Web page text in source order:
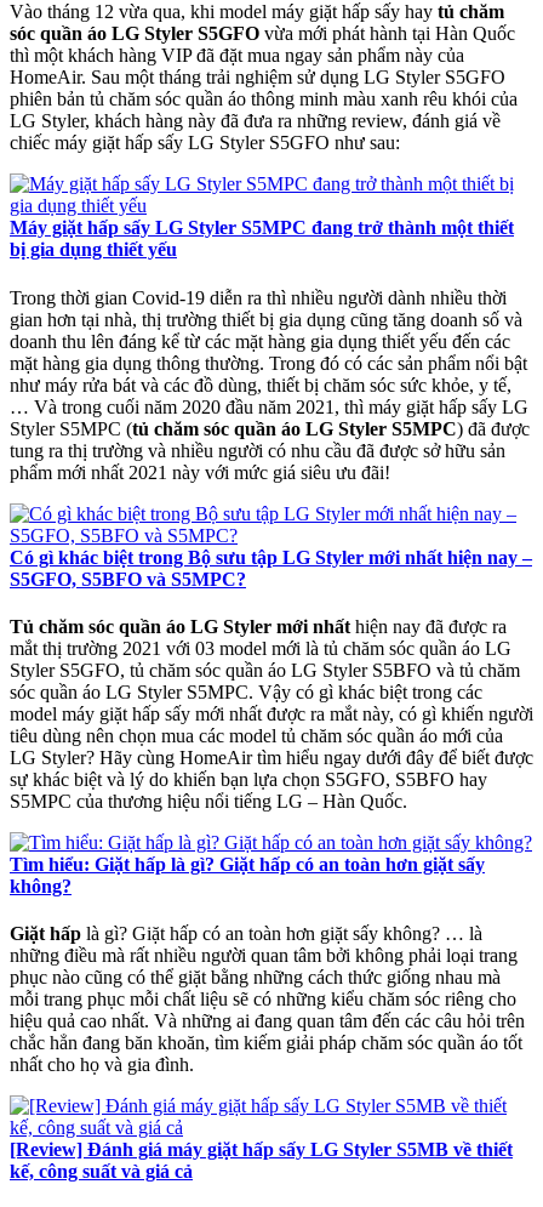
Vào tháng 12 vừa qua, khi model máy giặt hấp sấy hay tủ chăm
sóc quần áo LG Styler S5GFO vừa mới phát hành tại Hàn Quốc
thì một khách hàng VIP đã đặt mua ngay sản phẩm này của
HomeAir. Sau một tháng trải nghiệm sử dụng LG Styler S5GFO
phiên bản tủ chăm sóc quần áo thông minh màu xanh rêu khói của
LG Styler, khách hàng này đã đưa ra những review, đánh giá về
chiếc máy giặt hấp sấy LG Styler S5GFO như sau:
Máy giặt hấp sấy LG Styler S5MPC đang trở thành một thiết
bị gia dụng thiết yếu
Trong thời gian Covid-19 diễn ra thì nhiều người dành nhiều thời
gian hơn tại nhà, thị trường thiết bị gia dụng cũng tăng doanh số và
doanh thu lên đáng kể từ các mặt hàng gia dụng thiết yếu đến các
mặt hàng gia dụng thông thường. Trong đó có các sản phẩm nổi bật
như máy rửa bát và các đồ dùng, thiết bị chăm sóc sức khỏe, y tế,
… Và trong cuối năm 2020 đầu năm 2021, thì máy giặt hấp sấy LG
Styler S5MPC (tủ chăm sóc quần áo LG Styler S5MPC) đã được
tung ra thị trường và nhiều người có nhu cầu đã được sở hữu sản
phẩm mới nhất 2021 này với mức giá siêu ưu đãi!
Có gì khác biệt trong Bộ sưu tập LG Styler mới nhất hiện nay –
S5GFO, S5BFO và S5MPC?
Tủ chăm sóc quần áo LG Styler mới nhất hiện nay đã được ra
mắt thị trường 2021 với 03 model mới là tủ chăm sóc quần áo LG
Styler S5GFO, tủ chăm sóc quần áo LG Styler S5BFO và tủ chăm
sóc quần áo LG Styler S5MPC. Vậy có gì khác biệt trong các
model máy giặt hấp sấy mới nhất được ra mắt này, có gì khiến người
tiêu dùng nên chọn mua các model tủ chăm sóc quần áo mới của
LG Styler? Hãy cùng HomeAir tìm hiểu ngay dưới đây để biết được
sự khác biệt và lý do khiến bạn lựa chọn S5GFO, S5BFO hay
S5MPC của thương hiệu nổi tiếng LG – Hàn Quốc.
Tìm hiểu: Giặt hấp là gì? Giặt hấp có an toàn hơn giặt sấy
không?
Giặt hấp là gì? Giặt hấp có an toàn hơn giặt sấy không? … là
những điều mà rất nhiều người quan tâm bởi không phải loại trang
phục nào cũng có thể giặt bằng những cách thức giống nhau mà
mỗi trang phục mỗi chất liệu sẽ có những kiểu chăm sóc riêng cho
hiệu quả cao nhất. Và những ai đang quan tâm đến các câu hỏi trên
chắc hẳn đang băn khoăn, tìm kiếm giải pháp chăm sóc quần áo tốt
nhất cho họ và gia đình.
[Review] Đánh giá máy giặt hấp sấy LG Styler S5MB về thiết
kế, công suất và giá cả